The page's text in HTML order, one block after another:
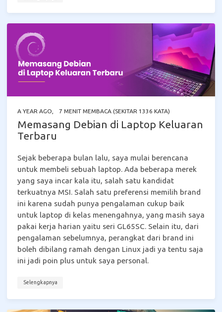
A YEAR AGO 7 MENIT MEMBACA (SEKITAR 1336 KATA)
Memasang Debian di Laptop Keluaran
Terbaru
Sejak beberapa bulan lalu, saya mulai berencana
untuk membeli sebuah laptop. Ada beberapa merek
yang saya incar kala itu, salah satu kandidat
terkuatnya MSI. Salah satu preferensi memilih brand
ini karena sudah punya pengalaman cukup baik
untuk laptop di kelas menengahnya, yang masih saya
pakai kerja harian yaitu seri GL65SC. Selain itu, dari
pengalaman sebelumnya, perangkat dari brand ini
boleh dibilang ramah dengan Linux jadi ya tentu saja
ini jadi poin plus untuk saya personal.
Selengkapnya